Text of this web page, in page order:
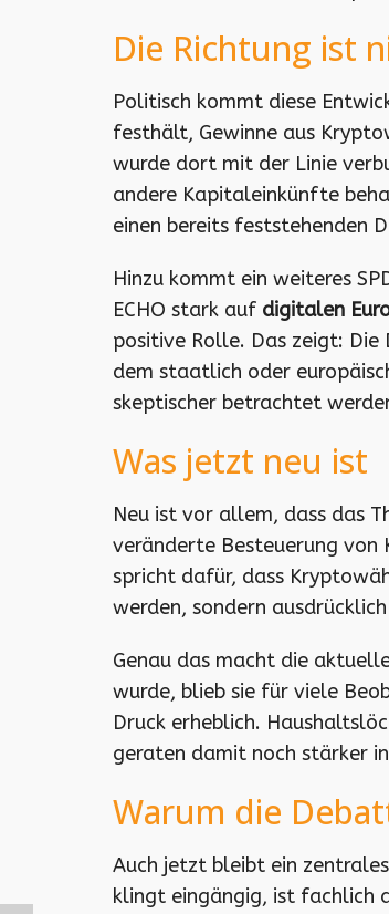
Die Richtung ist
Politisch kommt diese
festhält, Gewinne aus
wurde dort mit der Linie
andere Kapitaleinkünfte
einen bereits feststehenden
Hinzu kommt ein weiteres
ECHO stark auf digitalen
positive Rolle. Das zeigt:
dem staatlich oder
skeptischer betrachtet
Was jetzt neu ist
Neu ist vor allem, dass das
veränderte Besteuerung von
spricht dafür, dass
werden, sondern
Genau das macht die
wurde, blieb sie für viele
Druck erheblich.
geraten damit noch stärker
Warum die
Auch jetzt bleibt ein
klingt eingängig, ist fachlich